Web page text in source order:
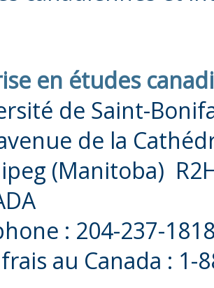
en études
de Saint-
de la
(Manitoba)
: 204-237-
au Canada : 1-